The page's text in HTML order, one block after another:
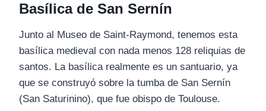
Basílica de San Sernín
Junto al Museo de Saint-Raymond, tenemos esta
basílica medieval con nada menos 128 reliquias de
santos. La basílica realmente es un santuario, ya
que se construyó sobre la tumba de San Sernín
(San Saturinino), que fue obispo de Toulouse.